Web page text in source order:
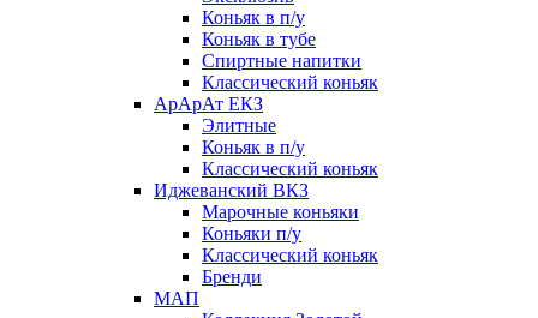
Коньяк в п/у
Коньяк в тубе
Спиртные напитки
Классический коньяк
АрАрАт ЕКЗ
Элитные
Коньяк в п/у
Классический коньяк
Иджеванский ВКЗ
Марочные коньяки
Коньяки п/у
Классический коньяк
Бренди
МАП